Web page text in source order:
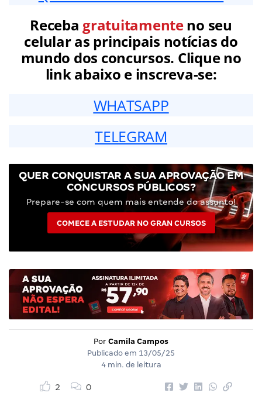
Receba gratuitamenteno seu
celular as principais notícias do
mundo dos concursos. Clique no
link abaixo e inscreva-se:
WHATSAPP
TELEGRAM
QUER CONQUISTAR A SUA APROVAÇÃO EM
CONCURSOS PÚBLICOS?
Prepare-se com quem mais entende do assunto!
COMECE A ESTUDAR NO GRAN CURSOS
Por Camila Campos
Publicado em 13/05/25
4 min. de leitura
2 0